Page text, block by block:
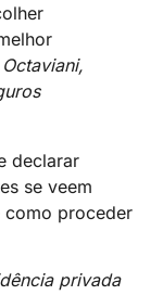
declarar
se veem
como proceder
privada